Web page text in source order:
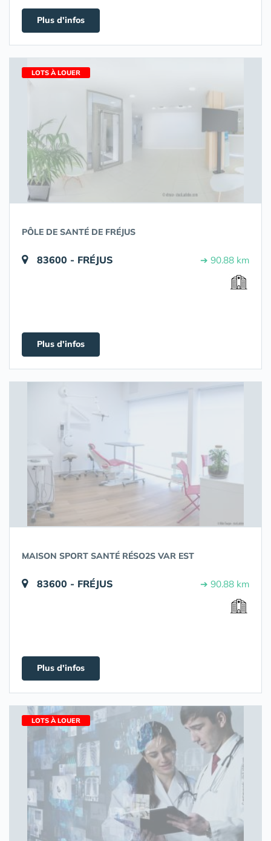
Plus d'infos
LOTS À LOUER
PÔLE DE SANTÉ DE FRÉJUS
83600 - FRÉJUS ➔ 90.88 km
Plus d'infos
MAISON SPORT SANTÉ RÉSO2S VAR EST
83600 - FRÉJUS ➔ 90.88 km
Plus d'infos
LOTS À LOUER